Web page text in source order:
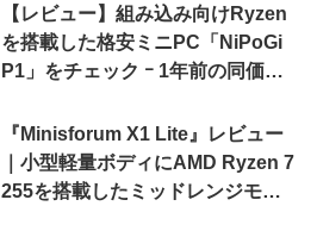
【レビュー】組み込み向けRyzen
を搭載した格安ミニPC「NiPoGi
P1」をチェック ｰ 1年前の同価格
『Minisforum X1 Lite』レビュー
｜小型軽量ボディにAMD Ryzen 7
255を搭載したミッドレンジモデ